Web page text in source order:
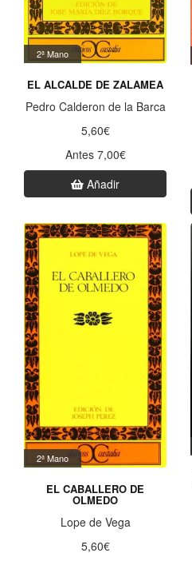
2ª Mano
EL ALCALDE DE ZALAMEA
Pedro Calderon de la Barca
5,60€
Antes 7,00€
Añadir
2ª Mano
EL CABALLERO DE
OLMEDO
Lope de Vega
5,60€